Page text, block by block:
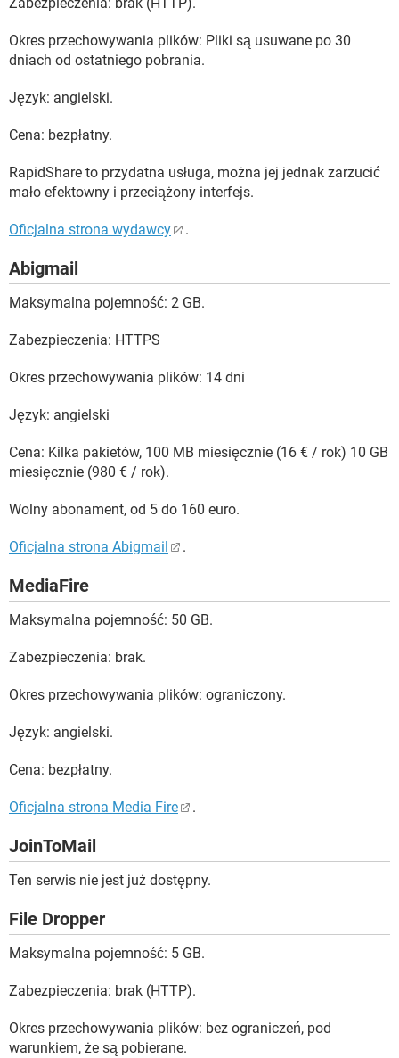
Zabezpieczenia: brak (HTTP).
Okres przechowywania plików: Pliki są usuwane po 30
dniach od ostatniego pobrania.
Język: angielski.
Cena: bezpłatny.
RapidShare to przydatna usługa, można jej jednak zarzucić
mało efektowny i przeciążony interfejs.
Oficjalna strona wydawcy .
Abigmail
Maksymalna pojemność: 2 GB.
Zabezpieczenia: HTTPS
Okres przechowywania plików: 14 dni
Język: angielski
Cena: Kilka pakietów, 100 MB miesięcznie (16 € / rok) 10 GB
miesięcznie (980 € / rok).
Wolny abonament, od 5 do 160 euro.
Oficjalna strona Abigmail .
MediaFire
Maksymalna pojemność: 50 GB.
Zabezpieczenia: brak.
Okres przechowywania plików: ograniczony.
Język: angielski.
Cena: bezpłatny.
Oficjalna strona Media Fire .
JoinToMail
Ten serwis nie jest już dostępny.
File Dropper
Maksymalna pojemność: 5 GB.
Zabezpieczenia: brak (HTTP).
Okres przechowywania plików: bez ograniczeń, pod
warunkiem, że są pobierane.